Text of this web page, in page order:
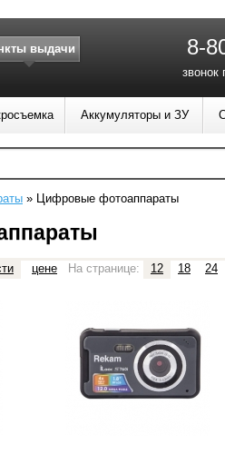
» Цифровые фотоаппараты
цене На странице: 12 18 24
выдачи 8-
звонок
Аккумуляторы и ЗУ